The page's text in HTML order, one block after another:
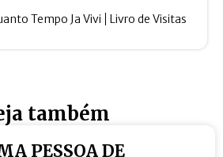
Tempo Ja Vivi Livro de Visitas
também
PESSOA DE